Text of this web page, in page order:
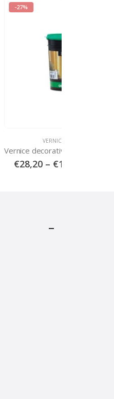
Vernice decorativa Imperium 09 Oikos – IMP09
IVA inclusa